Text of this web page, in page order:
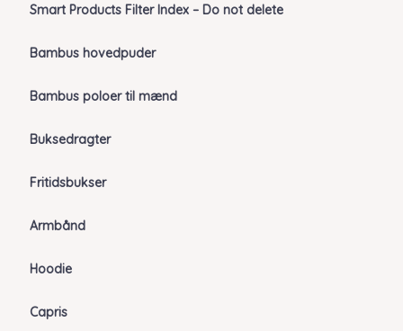
Smart Products Filter Index – Do not delete
Bambus hovedpuder
Bambus poloer til mænd
Buksedragter
Fritidsbukser
Armbånd
Hoodie
Capris